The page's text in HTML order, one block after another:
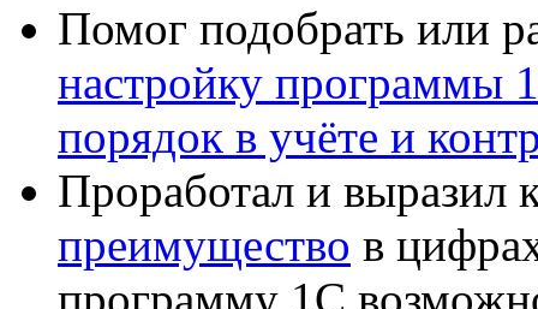
Помог подобрать или
настройку программы
порядок в учёте и
Проработал и выразил
преимущество в
программу 1С